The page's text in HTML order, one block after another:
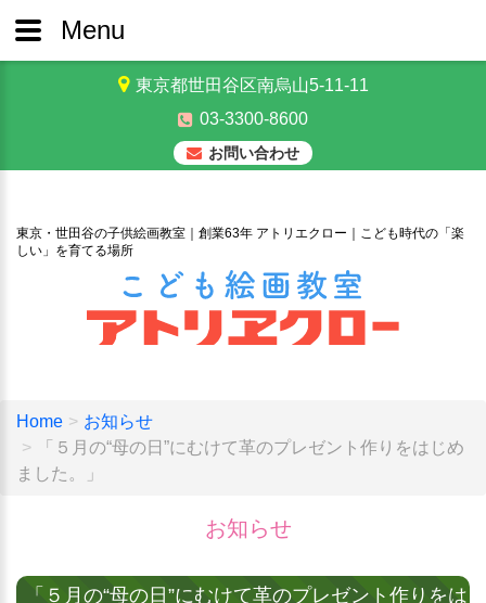
東京都世田谷区南烏山5-11-11
03-3300-8600
お問い合わせ
東京・世田谷の子供絵画教室｜創業63年 アトリエクロー｜こども時代の「楽
しい」を育てる場所
Home
お知らせ
「５月の“母の日”にむけて革のプレゼント作りをはじめ
ました。」
お知らせ
「５月の“母の日”にむけて革のプレゼント作りをは
Menu